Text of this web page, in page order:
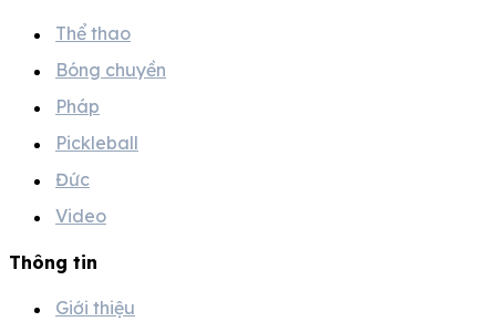
Thể thao
Bóng chuyền
Pháp
Pickleball
Đức
Video
Thông tin
Giới thiệu